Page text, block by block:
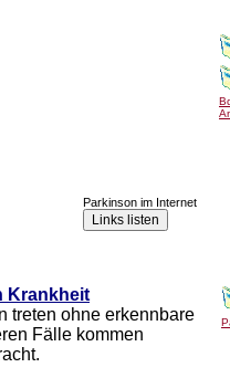
Parkinson im Internet
Krankheit
treten ohne erkennbare
Fälle kommen